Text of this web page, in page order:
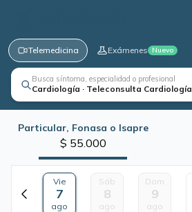
Telemedicina Exámenes Nuevo
Busca síntoma, especialidad o profesional
Cardiología · Teleconsulta Cardiología
Particular, Fonasa o Isapre
$ 55.000
Vie
7
ago
Sáb
8
ago
Dom
9
ago